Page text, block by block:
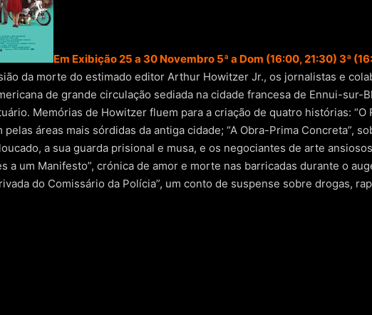
Em Exibição 25 a 30 Novembro 5ª a Dom (16:00, 21:30) 3ª
da morte do estimado editor Arthur Howitzer Jr., os jornalistas e
de grande circulação sediada na cidade francesa de Ennui-sur-
Memórias de Howitzer fluem para a criação de quatro histórias: “O
pelas áreas mais sórdidas da antiga cidade; “A Obra-Prima Concreta”,
a sua guarda prisional e musa, e os negociantes de arte
a um Manifesto”, crónica de amor e morte nas barricadas durante o
do Comissário da Polícia”, um conto de suspense sobre drogas,